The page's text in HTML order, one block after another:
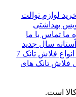
لوازم توالت
بهداشتی
ما تماس با ما
فلاش تانک 7
فلاش تانک های
است.